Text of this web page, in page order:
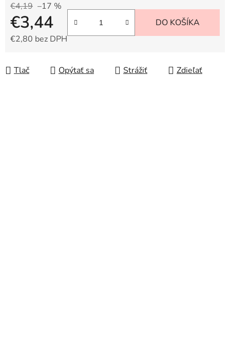
€4,19 –17 %
€3,44
€2,80 bez DPH
DO KOŠÍKA
Tlač Opýtať sa Strážiť Zdieľať